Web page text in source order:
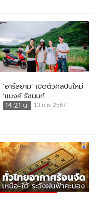
‘อาร์สยาม’ เปิดตัวศิลปินใหม่
‘แบงค์ ธัชนนท์...
14:21 น.
13 ก.ย. 2567